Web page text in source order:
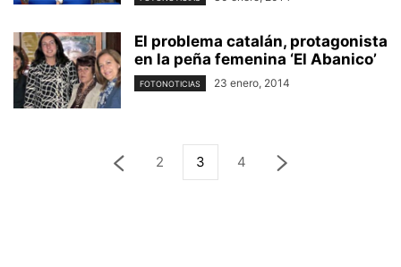
El problema catalán, protagonista
en la peña femenina ‘El Abanico’
FOTONOTICIAS 23 enero, 2014
2 3 4